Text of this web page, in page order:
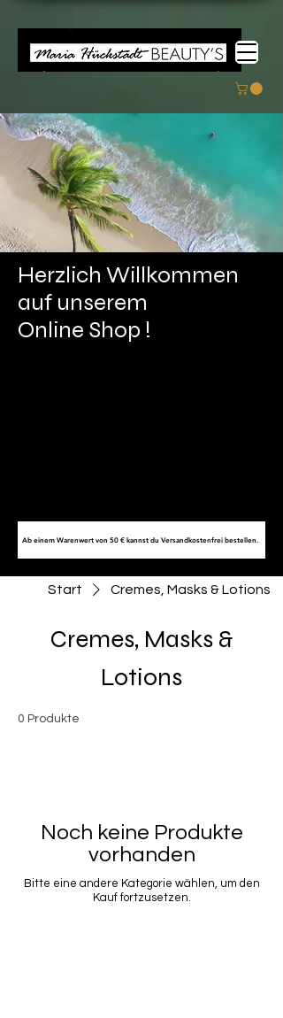
Herzlich Willkommen
auf unserem
Online Shop !
Ab einem Warenwert von 50 € kannst du Versandkostenfrei bestellen.
Start Cremes, Masks & Lotions
Cremes, Masks &
Lotions
0 Produkte
Noch keine Produkte
vorhanden
Bitte eine andere Kategorie wählen, um den
Kauf fortzusetzen.